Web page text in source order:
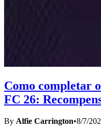
Como completar
FC 26:
By Alfie Carrington•8/7/